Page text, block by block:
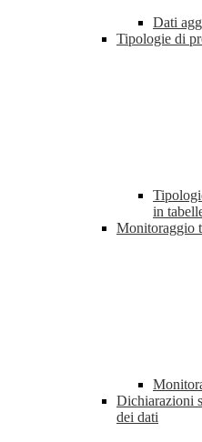
Dati
Tipologie di
in
Monitoraggio
Dichiarazioni
dei dati